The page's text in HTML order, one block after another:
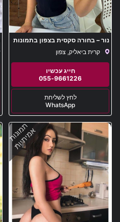
נור – בחורה סקסית בצפון בתמונות
אמיתיות
קרית ביאליק, צפון
055-9661226
WhatsApp
תמונות
אמיתיות